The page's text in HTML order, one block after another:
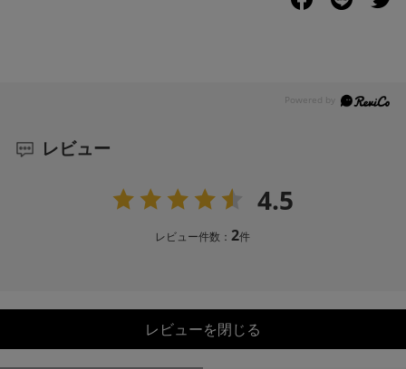
レビュー
4.5
レビュー件数：2件
レビューを閉じる